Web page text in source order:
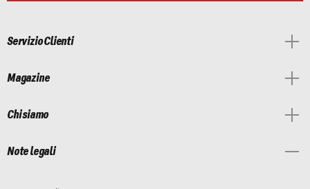
Servizio Clienti
Magazine
Chi siamo
Note legali